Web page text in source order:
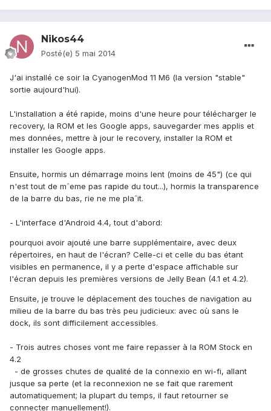
Nikos44
Posté(e) 5 mai 2014
J'ai installé ce soir la CyanogenMod 11 M6 (la version "stable"
sortie aujourd'hui).
L'installation a été rapide, moins d'une heure pour télécharger le
recovery, la ROM et les Google apps, sauvegarder mes applis et
mes données, mettre à jour le recovery, installer la ROM et
installer les Google apps.
Ensuite, hormis un démarrage moins lent (moins de 45") (ce qui
n'est tout de mˆeme pas rapide du tout...), hormis la transparence
de la barre du bas, rie ne me plaˆit.
- L'interface d'Android 4.4, tout d'abord:
pourquoi avoir ajouté une barre supplémentaire, avec deux
répertoires, en haut de l'écran? Celle-ci et celle du bas étant
visibles en permanence, il y a perte d'espace affichable sur
l'écran depuis les premières versions de Jelly Bean (4.1 et 4.2).
Ensuite, je trouve le déplacement des touches de navigation au
milieu de la barre du bas très peu judicieux: avec où sans le
dock, ils sont difficilement accessibles.
- Trois autres choses vont me faire repasser à la ROM Stock en
4.2
- de grosses chutes de qualité de la connexio en wi-fi, allant
jusque sa perte (et la reconnexion ne se fait que rarement
automatiquement; la plupart du temps, il faut retourner se
connecter manuellement!).